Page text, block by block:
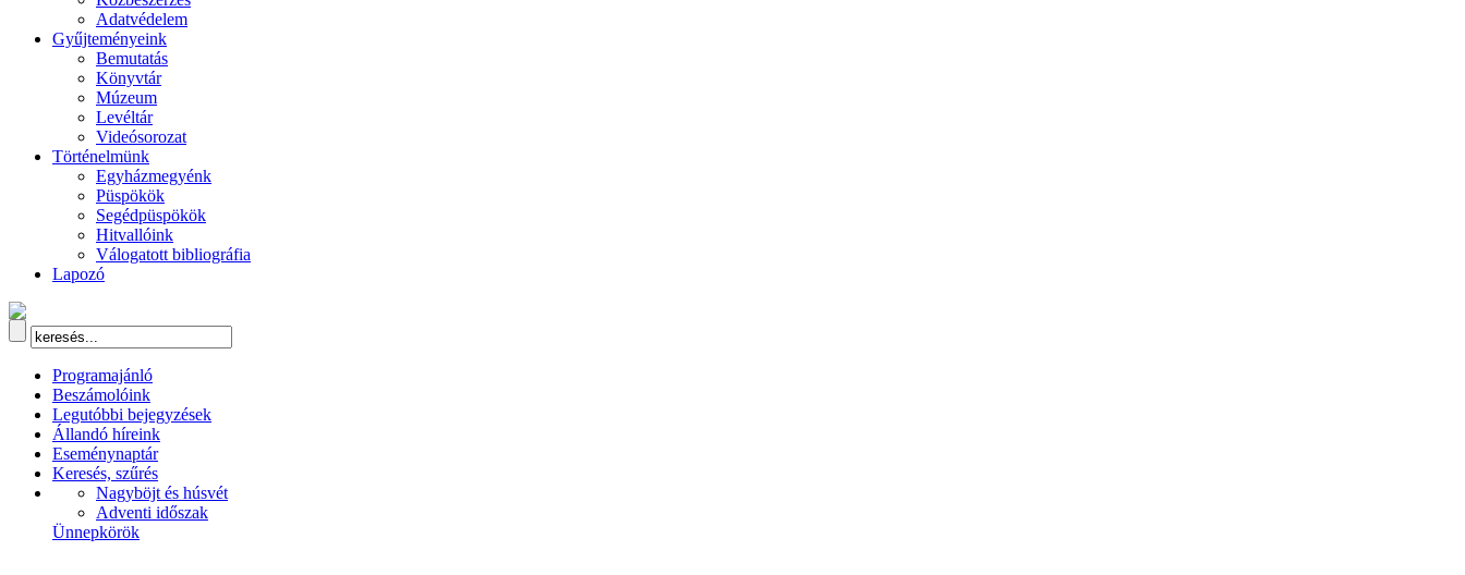
Adatvédelem
Gyűjteményeink
Bemutatás
Könyvtár
Múzeum
Levéltár
Videósorozat
Történelmünk
Egyházmegyénk
Püspökök
Segédpüspökök
Hitvallóink
Válogatott bibliográfia
Lapozó
Programajánló
Beszámolóink
Legutóbbi bejegyzések
Állandó híreink
Eseménynaptár
Keresés, szűrés
Nagyböjt és húsvét
Adventi időszak
Ünnepkörök